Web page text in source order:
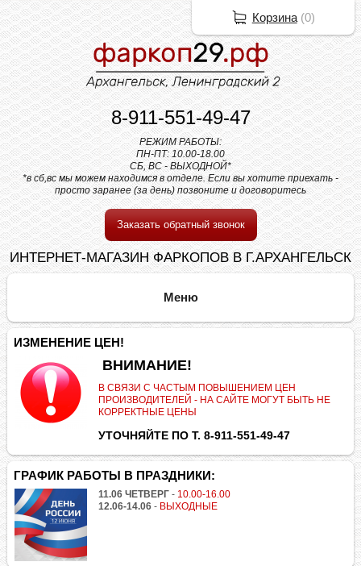
8-911-551-49-47
РЕЖИМ РАБОТЫ:
ПН-ПТ: 10.00-18.00
СБ, ВС - ВЫХОДНОЙ*
*в сб,вс мы можем находимся в отделе. Если вы хотите приехать -
просто заранее (за день) позвоните и договоритесь
Заказать обратный звонок
ИНТЕРНЕТ-МАГАЗИН ФАРКОПОВ В Г.АРХАНГЕЛЬСК
ИЗМЕНЕНИЕ ЦЕН!
ВНИМАНИЕ!
В СВЯЗИ С ЧАСТЫМ ПОВЫШЕНИЕМ ЦЕН
ПРОИЗВОДИТЕЛЕЙ - НА САЙТЕ МОГУТ БЫТЬ НЕ
КОРРЕКТНЫЕ ЦЕНЫ
УТОЧНЯЙТЕ ПО Т. 8-911-551-49-47
ГРАФИК РАБОТЫ В ПРАЗДНИКИ:
11.06 ЧЕТВЕРГ - 10.00-16.00
12.06-14.06 - ВЫХОДНЫЕ
Корзина(0)